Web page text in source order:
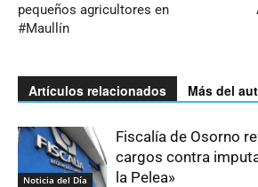
pequeños agricultores en
#Maullín
Artículos relacionados Más del
Noticia del Día
Fiscalía de Osorno
cargos contra
la Pelea»